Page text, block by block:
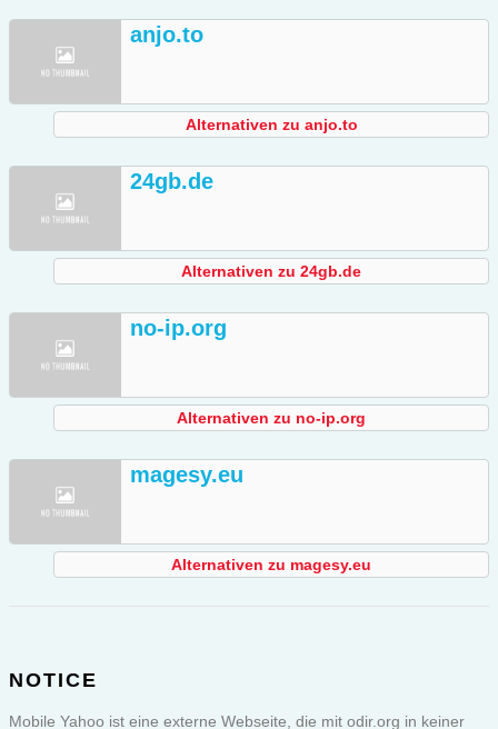
anjo.to
Alternativen zu anjo.to
24gb.de
Alternativen zu 24gb.de
no-ip.org
Alternativen zu no-ip.org
magesy.eu
Alternativen zu magesy.eu
NOTICE
Mobile Yahoo ist eine externe Webseite, die mit odir.org in keiner